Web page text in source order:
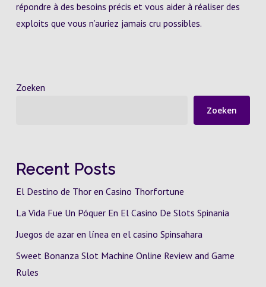
répondre à des besoins précis et vous aider à réaliser des
exploits que vous n’auriez jamais cru possibles.
Zoeken
Zoeken
Recent Posts
El Destino de Thor en Casino Thorfortune
La Vida Fue Un Póquer En El Casino De Slots Spinania
Juegos de azar en línea en el casino Spinsahara
Sweet Bonanza Slot Machine Online Review and Game
Rules